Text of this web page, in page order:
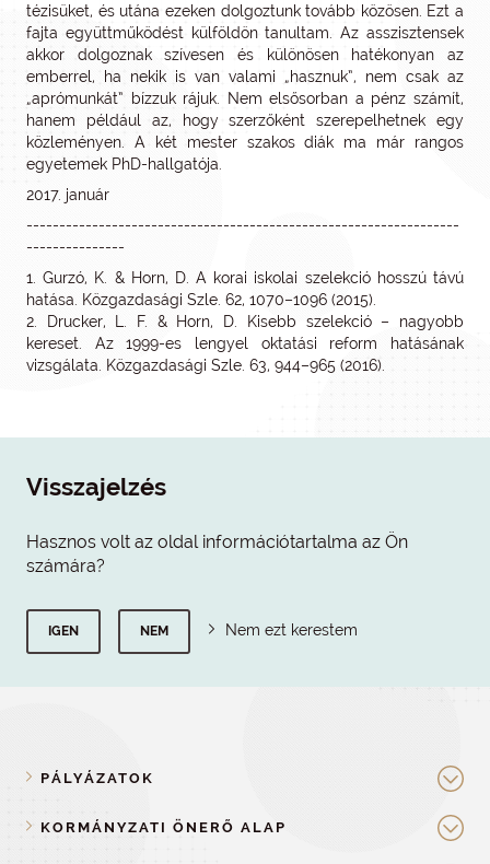
tézisüket, és utána ezeken dolgoztunk tovább közösen. Ezt a
fajta együttműködést külföldön tanultam. Az asszisztensek
akkor dolgoznak szívesen és különösen hatékonyan az
emberrel, ha nekik is van valami „hasznuk”, nem csak az
„aprómunkát” bízzuk rájuk. Nem elsősorban a pénz számít,
hanem például az, hogy szerzőként szerepelhetnek egy
közleményen. A két mester szakos diák ma már rangos
egyetemek PhD-hallgatója.
2017. január
------------------------------------------------------------------
---------------
1. Gurzó, K. & Horn, D. A korai iskolai szelekció hosszú távú
hatása. Közgazdasági Szle. 62, 1070–1096 (2015).
2. Drucker, L. F. & Horn, D. Kisebb szelekció – nagyobb
kereset. Az 1999-es lengyel oktatási reform hatásának
vizsgálata. Közgazdasági Szle. 63, 944–965 (2016).
Visszajelzés
Hasznos volt az oldal információtartalma az Ön
számára?
IGEN NEM Nem ezt kerestem
PÁLYÁZATOK
KORMÁNYZATI ÖNERŐ ALAP